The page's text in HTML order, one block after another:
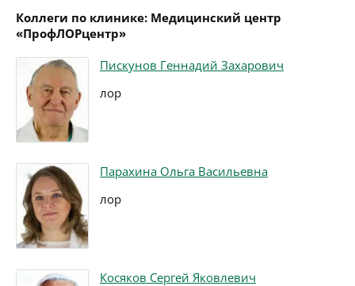
Коллеги по клинике: Медицинский центр
«ПрофЛОРцентр»
Пискунов Геннадий Захарович
лор
Парахина Ольга Васильевна
лор
Косяков Сергей Яковлевич